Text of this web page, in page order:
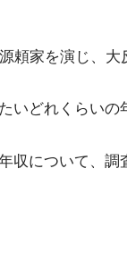
頼家を演じ、大
いどれくらいの
収について、